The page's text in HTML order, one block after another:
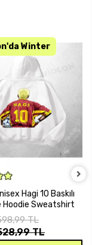
Hagi 10 Baskılı
Hoodie Sweatshirt
TL
TL